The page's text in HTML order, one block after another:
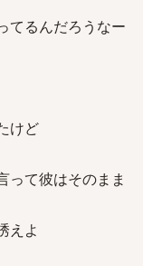
てるんだろうなー
けど
って彼はそのまま
えよ